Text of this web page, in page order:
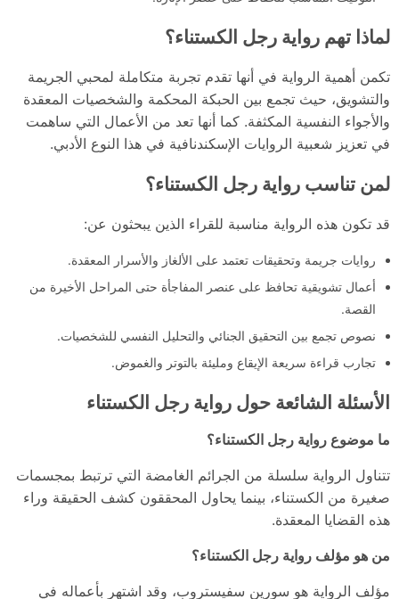
لماذا تهم رواية رجل الكستناء؟
تكمن أهمية الرواية في أنها تقدم تجربة متكاملة لمحبي الجريمة
والتشويق، حيث تجمع بين الحبكة المحكمة والشخصيات المعقدة
والأجواء النفسية المكثفة. كما أنها تعد من الأعمال التي ساهمت
في تعزيز شعبية الروايات الإسكندنافية في هذا النوع الأدبي.
لمن تناسب رواية رجل الكستناء؟
قد تكون هذه الرواية مناسبة للقراء الذين يبحثون عن:
روايات جريمة وتحقيقات تعتمد على الألغاز والأسرار المعقدة.
أعمال تشويقية تحافظ على عنصر المفاجأة حتى المراحل الأخيرة من
القصة.
نصوص تجمع بين التحقيق الجنائي والتحليل النفسي للشخصيات.
تجارب قراءة سريعة الإيقاع ومليئة بالتوتر والغموض.
الأسئلة الشائعة حول رواية رجل الكستناء
ما موضوع رواية رجل الكستناء؟
تتناول الرواية سلسلة من الجرائم الغامضة التي ترتبط بمجسمات
صغيرة من الكستناء، بينما يحاول المحققون كشف الحقيقة وراء
هذه القضايا المعقدة.
من هو مؤلف رواية رجل الكستناء؟
مؤلف الرواية هو سورين سفيستروب، وقد اشتهر بأعماله في